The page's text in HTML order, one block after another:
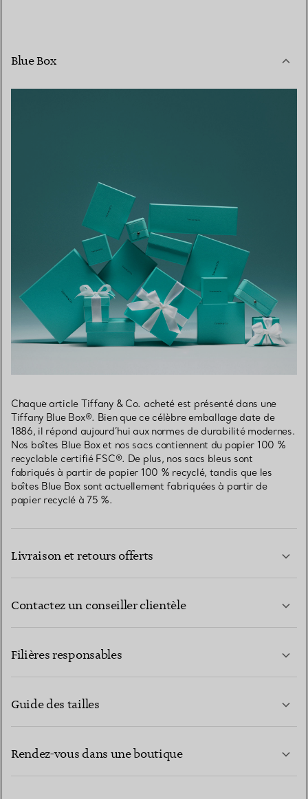
Blue Box
Chaque article Tiffany & Co. acheté est présenté dans une
Tiffany Blue Box®. Bien que ce célèbre emballage date de
1886, il répond aujourd’hui aux normes de durabilité modernes.
Nos boîtes Blue Box et nos sacs contiennent du papier 100 %
recyclable certifié FSC®. De plus, nos sacs bleus sont
fabriqués à partir de papier 100 % recyclé, tandis que les
boîtes Blue Box sont actuellement fabriquées à partir de
papier recyclé à 75 %.
Livraison et retours offerts
Contactez un conseiller clientèle
Filières responsables
Guide des tailles
Rendez-vous dans une boutique